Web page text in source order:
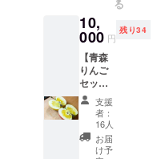
ン。また、
加工工場も
新設し、新
鮮な魚介を
その場で加
工して真空
パックの状
態にし、自
送りさ
せてい
ただき
ます。
る
10,
000 円
残り34
【青森
りんご
セット
（高
徳・は
か）】
1）未選
支援
者：
16人
お届
け予